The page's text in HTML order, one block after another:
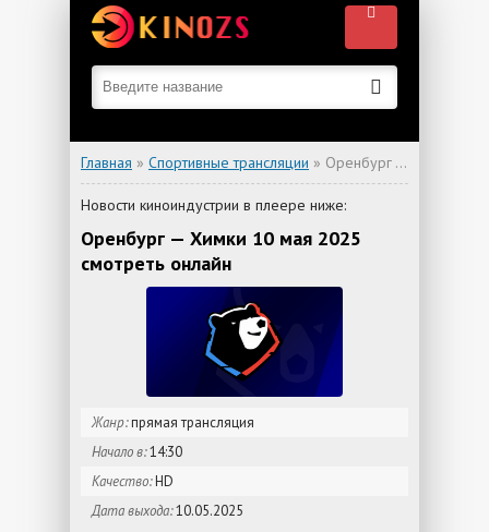
Главная » Спортивные трансляции » Оренбург — Химки
Новости киноиндустрии в плеере ниже:
Оренбург — Химки 10 мая 2025
смотреть онлайн
Жанр:прямая трансляция
Начало в:14:30
Качество:HD
Дата выхода:10.05.2025